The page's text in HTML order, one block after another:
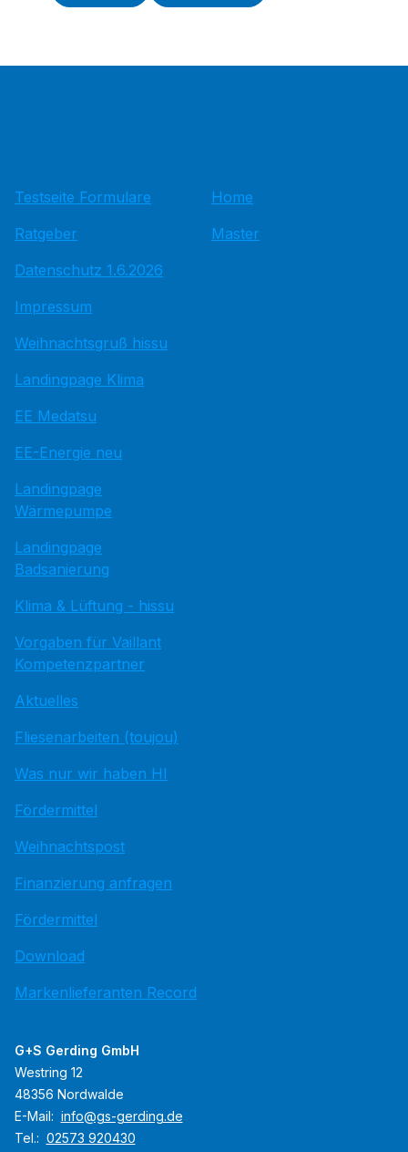
Testseite Formulare
Ratgeber
Datenschutz 1.6.2026
Impressum
Weihnachtsgruß hissu
Landingpage Klima
EE Medatsu
EE-Energie neu
Landingpage
Wärmepumpe
Landingpage
Badsanierung
Klima & Lüftung - hissu
Vorgaben für Vaillant
Kompetenzpartner
Aktuelles
Fliesenarbeiten (toujou)
Was nur wir haben HI
Fördermittel
Weihnachtspost
Finanzierung anfragen
Fördermittel
Download
Markenlieferanten Record
Home
Master
G+S Gerding GmbH
Westring 12
48356 Nordwalde
E-Mail: info@gs-gerding.de
Tel.: 02573 920430